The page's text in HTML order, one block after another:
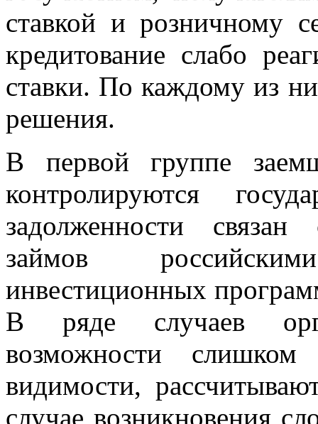
ставкой и розничному
кредитование слабо
ставки. По каждому из
решения.
В первой группе
контролируются
задолженности
займов
инвестиционных
В ряде случаев
возможности
видимости,
случае возникновения